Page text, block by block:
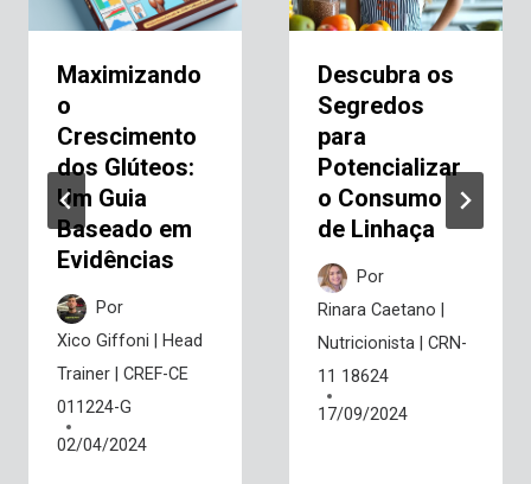
Maximizando
o
Crescimento
dos Glúteos:
Um Guia
Baseado em
Evidências
Por
Xico Giffoni | Head
Trainer | CREF-CE
011224-G
02/04/2024
Descubra os
Segredos
para
Potencializar
o Consumo
de Linhaça
Por
Rinara Caetano |
Nutricionista | CRN-
11 18624
17/09/2024